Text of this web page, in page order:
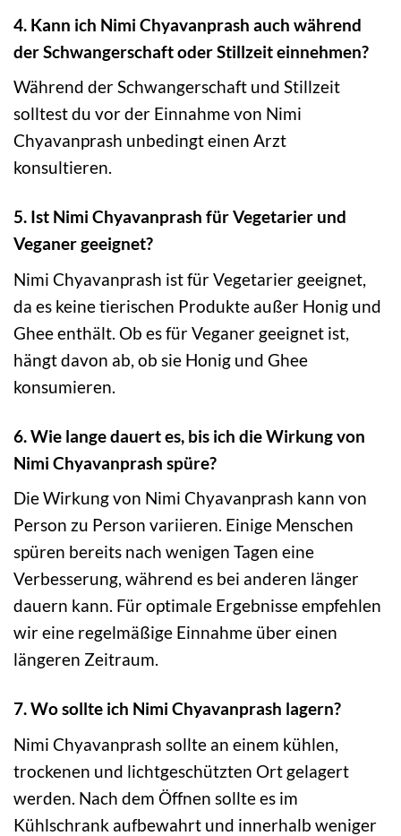
4. Kann ich Nimi Chyavanprash auch während
der Schwangerschaft oder Stillzeit einnehmen?
Während der Schwangerschaft und Stillzeit
solltest du vor der Einnahme von Nimi
Chyavanprash unbedingt einen Arzt
konsultieren.
5. Ist Nimi Chyavanprash für Vegetarier und
Veganer geeignet?
Nimi Chyavanprash ist für Vegetarier geeignet,
da es keine tierischen Produkte außer Honig und
Ghee enthält. Ob es für Veganer geeignet ist,
hängt davon ab, ob sie Honig und Ghee
konsumieren.
6. Wie lange dauert es, bis ich die Wirkung von
Nimi Chyavanprash spüre?
Die Wirkung von Nimi Chyavanprash kann von
Person zu Person variieren. Einige Menschen
spüren bereits nach wenigen Tagen eine
Verbesserung, während es bei anderen länger
dauern kann. Für optimale Ergebnisse empfehlen
wir eine regelmäßige Einnahme über einen
längeren Zeitraum.
7. Wo sollte ich Nimi Chyavanprash lagern?
Nimi Chyavanprash sollte an einem kühlen,
trockenen und lichtgeschützten Ort gelagert
werden. Nach dem Öffnen sollte es im
Kühlschrank aufbewahrt und innerhalb weniger